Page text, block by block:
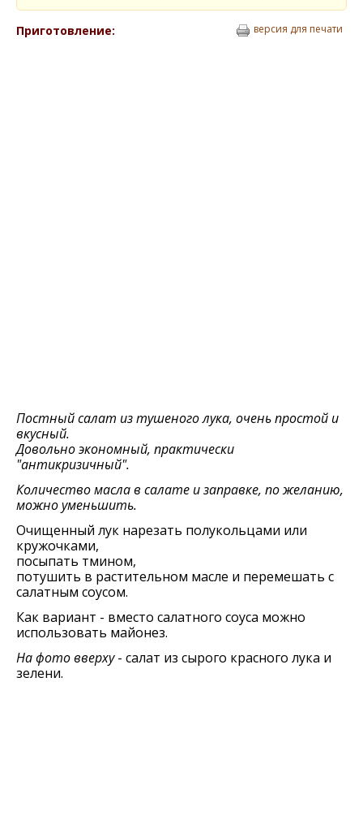
Приготовление: версия для печати
Постный салат из тушеного лука, очень простой и
вкусный.
Довольно экономный, практически
"антикризичный".
Количество масла в салате и заправке, по желанию,
можно уменьшить.
Очищенный лук нарезать полукольцами или
кружочками,
посыпать тмином,
потушить в растительном масле и перемешать с
салатным соусом.
Как вариант - вместо салатного соуса можно
использовать майонез.
На фото вверху- салат из сырого красного лука и
зелени.